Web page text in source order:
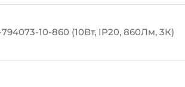
10-860 (10Вт, IP20, 860Лм, 3К)